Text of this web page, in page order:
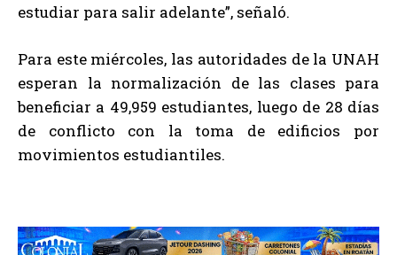
estudiar para salir adelante”, señaló.
Para este miércoles, las autoridades de la UNAH
esperan la normalización de las clases para
beneficiar a 49,959 estudiantes, luego de 28 días
de conflicto con la toma de edificios por
movimientos estudiantiles.